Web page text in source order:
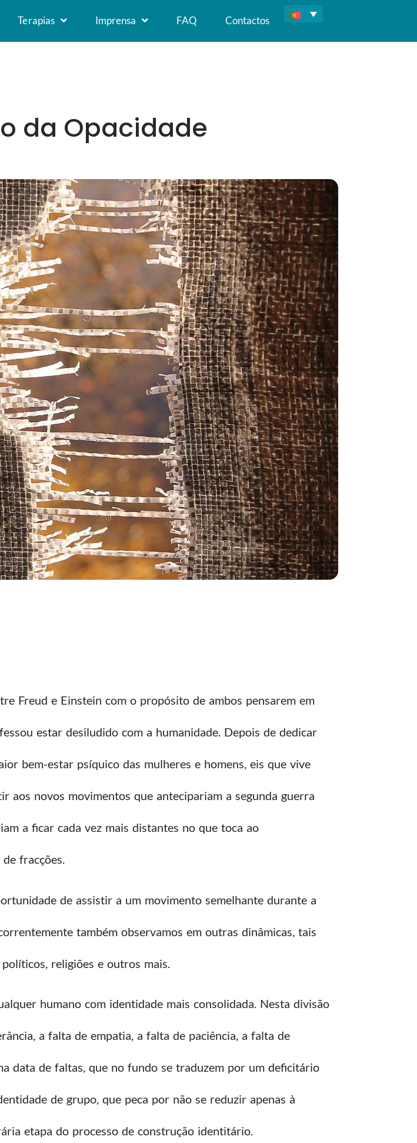
Terapias Imprensa FAQ Contactos
da Opacidade
Freud e Einstein com o propósito de ambos pensarem em
estar desiludido com a humanidade. Depois de dedicar
bem-estar psíquico das mulheres e homens, eis que vive
aos novos movimentos que antecipariam a segunda guerra
a ficar cada vez mais distantes no que toca ao
fracções.
de assistir a um movimento semelhante durante a
também observamos em outras dinâmicas, tais
religiões e outros mais.
humano com identidade mais consolidada. Nesta divisão
a falta de empatia, a falta de paciência, a falta de
data de faltas, que no fundo se traduzem por um deficitário
de grupo, que peca por não se reduzir apenas à
etapa do processo de construção identitário.